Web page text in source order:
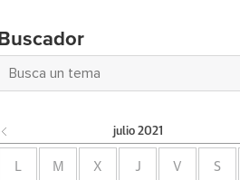
Buscador
julio 2021
L M X J V S